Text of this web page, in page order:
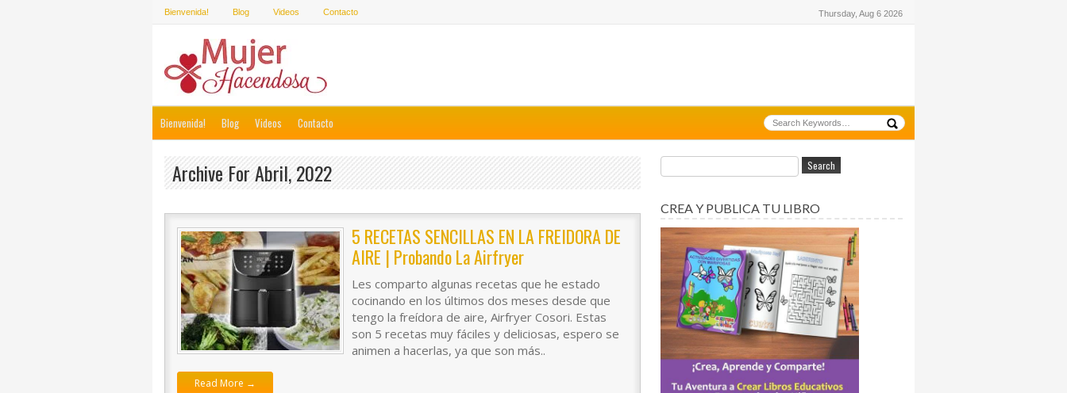
Bienvenida! Blog Videos Contacto Thursday, Aug 6 2026
Bienvenida! Blog Videos Contacto
Archive For Abril, 2022
5 RECETAS SENCILLAS EN LA FREIDORA DE
AIRE | Probando La Airfryer
Les comparto algunas recetas que he estado
cocinando en los últimos dos meses desde que
tengo la freídora de aire, Airfryer Cosori. Estas
son 5 recetas muy fáciles y deliciosas, espero se
animen a hacerlas, ya que son más..
Read More →
CREA Y PUBLICA TU LIBRO